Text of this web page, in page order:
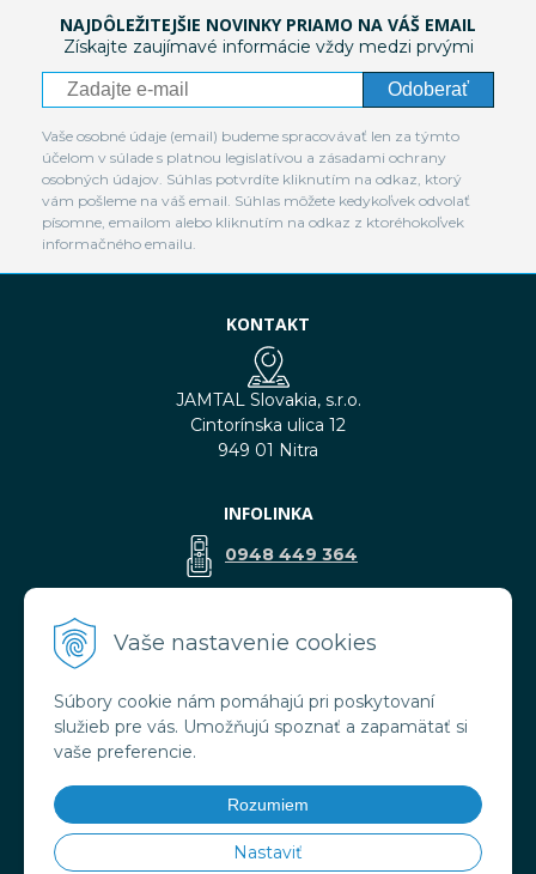
Vaše nastavenie cookies
Súbory cookie nám pomáhajú pri poskytovaní
služieb pre vás. Umožňujú spoznať a zapamätať si
vaše preferencie.
Rozumiem
Nastaviť
NAJDÔLEŽITEJŠIE NOVINKY PRIAMO NA VÁŠ EMAIL
Získajte zaujímavé informácie vždy medzi prvými
Odoberať
Vaše osobné údaje (email) budeme spracovávať len za týmto
účelom v súlade s platnou legislatívou a zásadami ochrany
osobných údajov. Súhlas potvrdíte kliknutím na odkaz, ktorý
vám pošleme na váš email. Súhlas môžete kedykoľvek odvolať
písomne, emailom alebo kliknutím na odkaz z ktoréhokoľvek
informačného emailu.
KONTAKT
JAMTAL Slovakia, s.r.o.
Cintorínska ulica 12
949 01 Nitra
INFOLINKA
0948 449 364
VŠETKO O NÁKUPE
Obchodné podmienky
Doprava a platba
Ochrana osobných údajov